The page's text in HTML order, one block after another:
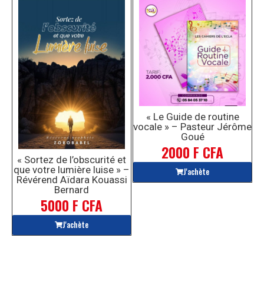
« Sortez de l’obscurité et
que votre lumière luise » –
Révérend Aïdara Kouassi
Bernard
5000 F CFA
J'achète
« Le Guide de routine
vocale » – Pasteur Jérôme
Goué
2000 F CFA
J'achète